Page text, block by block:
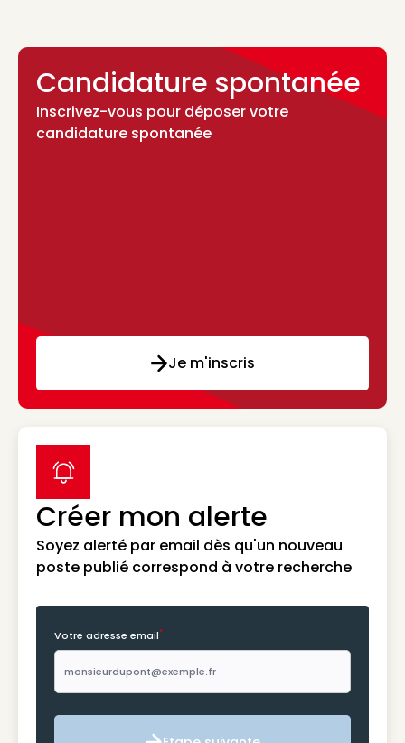
Candidature spontanée
Inscrivez-vous pour déposer votre
candidature spontanée
Je m'inscris
Créer mon alerte
Soyez alerté par email dès qu'un nouveau
poste publié correspond à votre recherche
label icon
Votre adresse email*